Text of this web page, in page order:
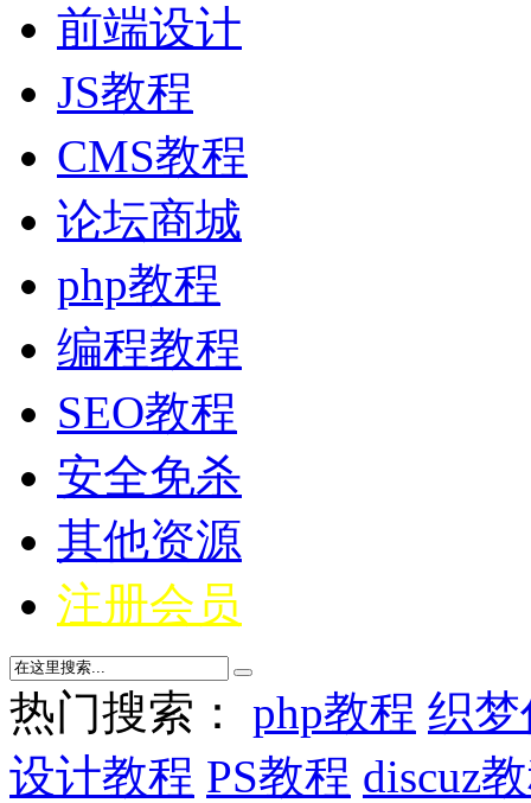
前端设计
JS教程
CMS教程
论坛商城
php教程
编程教程
SEO教程
安全免杀
其他资源
注册会员
热门搜索： php教程 织
设计教程 PS教程 discuz